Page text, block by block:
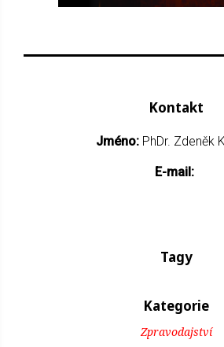
Kontakt
Jméno: PhDr. Zdeněk
E-mail:
Tagy
Kategorie
Zpravodajství